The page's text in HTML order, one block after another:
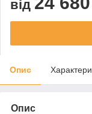
від
Опис
Опис